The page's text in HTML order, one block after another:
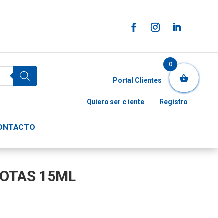
Portal Clientes
Quiero ser cliente Registro
15ML
0